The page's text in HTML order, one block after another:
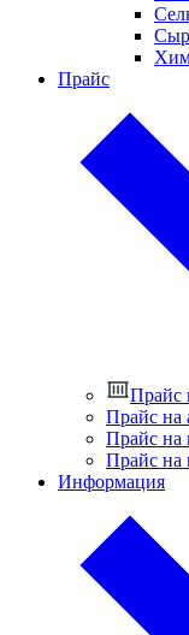
Прайс
Прайс
Прайс на
Прайс на
Прайс на
Информация